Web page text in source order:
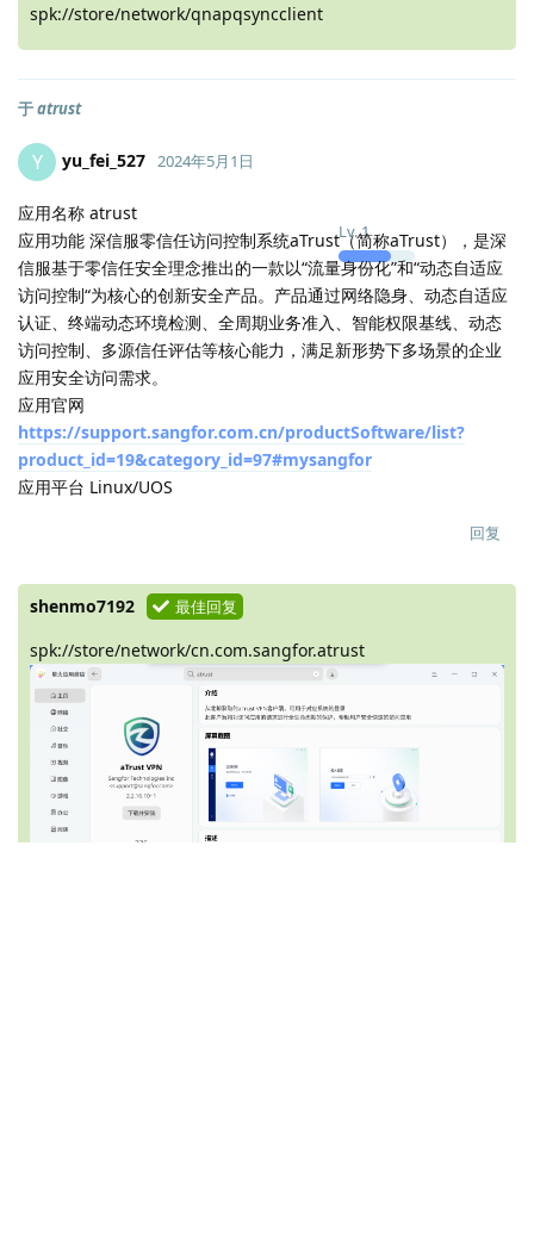
spk://store/network/qnapqsyncclient
于atrust
Y yu_fei_527
Lv.1
2024年5月1日
应用名称 atrust
应用功能 深信服零信任访问控制系统aTrust（简称aTrust），是深
信服基于零信任安全理念推出的一款以“流量身份化”和“动态自适应
访问控制“为核心的创新安全产品。产品通过网络隐身、动态自适应
认证、终端动态环境检测、全周期业务准入、智能权限基线、动态
访问控制、多源信任评估等核心能力，满足新形势下多场景的企业
应用安全访问需求。
应用官网
https://support.sangfor.com.cn/productSoftware/list?
product_id=19&category_id=97#mysangfor
应用平台 Linux/UOS
回复
shenmo7192 最佳回复
spk://store/network/cn.com.sangfor.atrust